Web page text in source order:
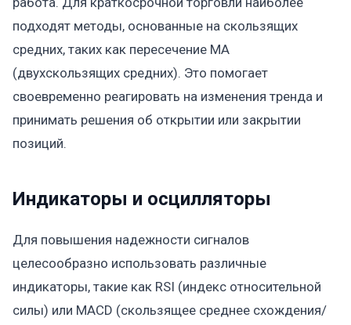
подходят методы, основанные на скользящих
средних, таких как пересечение MA
(двухскользящих средних). Это помогает
своевременно реагировать на изменения тренда и
принимать решения об открытии или закрытии
позиций.
Индикаторы и осцилляторы
Для повышения надежности сигналов
целесообразно использовать различные
индикаторы, такие как RSI (индекс относительной
силы) или MACD (скользящее среднее схождения/